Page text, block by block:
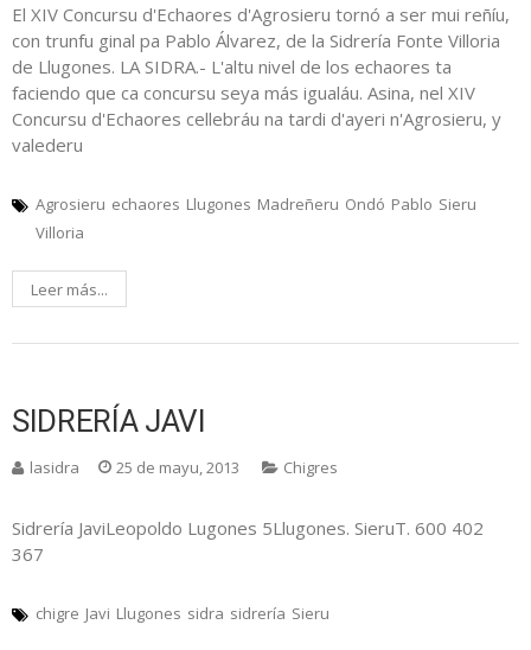
El XIV Concursu d'Echaores d'Agrosieru tornó a ser mui reñíu,
con trunfu ginal pa Pablo Álvarez, de la Sidrería Fonte Villoria
de Llugones. LA SIDRA.- L'altu nivel de los echaores ta
faciendo que ca concursu seya más igualáu. Asina, nel XIV
Concursu d'Echaores cellebráu na tardi d'ayeri n'Agrosieru, y
valederu
Agrosieru echaores Llugones Madreñeru Ondó Pablo Sieru
Villoria
Leer más...
SIDRERÍA JAVI
lasidra 25 de mayu, 2013 Chigres
Sidrería JaviLeopoldo Lugones 5Llugones. SieruT. 600 402
367
chigre Javi Llugones sidra sidrería Sieru